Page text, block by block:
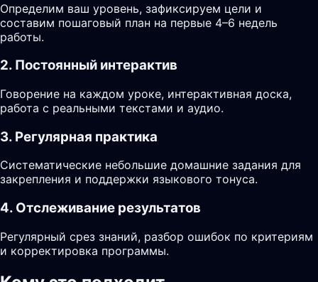
Определим ваш уровень, зафиксируем цели и
составим пошаговый план на первые 4–6 недель
работы.
2. Постоянный интерактив
Говорение на каждом уроке, интерактивная доска,
работа с реальными текстами и аудио.
3. Регулярная практика
Систематические небольшие домашние задания для
закрепления и поддержки языкового тонуса.
4. Отслеживание результатов
Регулярный срез знаний, разбор ошибок по критериям
и корректировка программы.